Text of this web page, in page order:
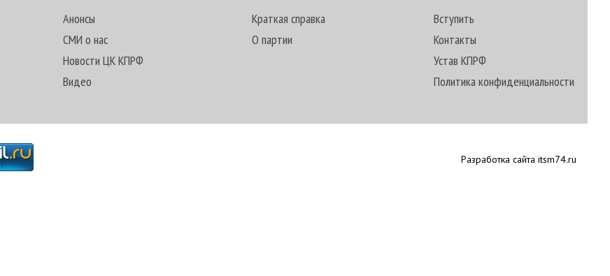
Анонсы
СМИ о нас
Новости ЦК КПРФ
Видео
Краткая справка
О партии
Вступить
Контакты
Устав КПРФ
Политика конфиденциальности
Разработка сайта itsm74.ru